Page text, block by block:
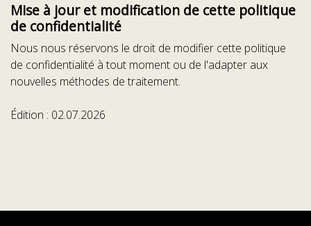
Mise à jour et modification de cette politique
de confidentialité
Nous nous réservons le droit de modifier cette politique
de confidentialité à tout moment ou de l'adapter aux
nouvelles méthodes de traitement.
Édition : 02.07.2026